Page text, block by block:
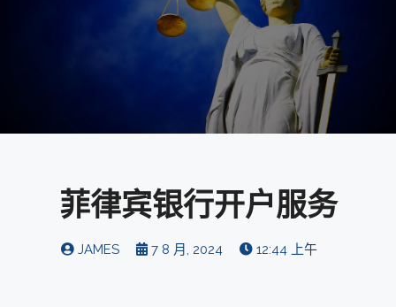
菲律宾银行开户服务
JAMES 7 8 月, 2024 12:44 上午